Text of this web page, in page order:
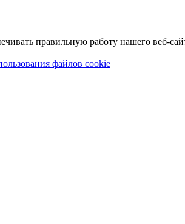
правильную работу нашего веб-
файлов cookie